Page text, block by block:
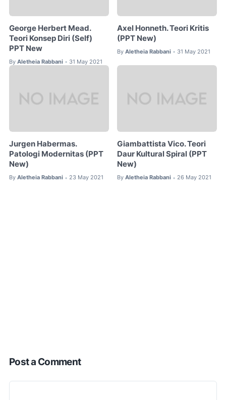
George Herbert Mead.
Teori Konsep Diri (Self)
PPT New
By Aletheia Rabbani • 31 May 2021
Axel Honneth. Teori Kritis
(PPT New)
By Aletheia Rabbani • 31 May 2021
Jurgen Habermas.
Patologi Modernitas (PPT
New)
By Aletheia Rabbani • 23 May 2021
Giambattista Vico. Teori
Daur Kultural Spiral (PPT
New)
By Aletheia Rabbani • 26 May 2021
Post a Comment